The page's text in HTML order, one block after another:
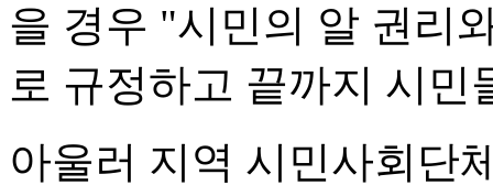
을 경우 "시민의 알 권리
로 규정하고 끝까지 시
아울러 지역 시민사회단